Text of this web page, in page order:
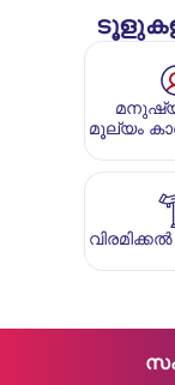
മനുഷ്യ
മൂല്യം